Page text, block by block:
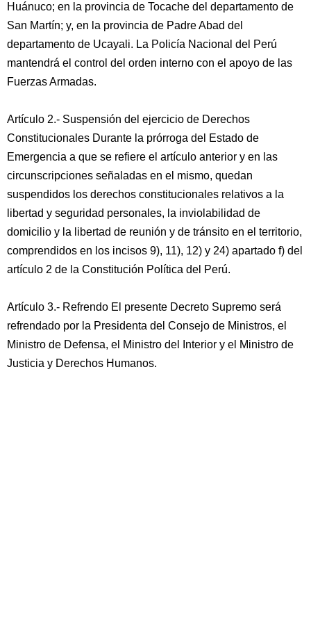
Huánuco; en la provincia de Tocache del departamento de
San Martín; y, en la provincia de Padre Abad del
departamento de Ucayali. La Policía Nacional del Perú
mantendrá el control del orden interno con el apoyo de las
Fuerzas Armadas.
Artículo 2.- Suspensión del ejercicio de Derechos
Constitucionales Durante la prórroga del Estado de
Emergencia a que se refiere el artículo anterior y en las
circunscripciones señaladas en el mismo, quedan
suspendidos los derechos constitucionales relativos a la
libertad y seguridad personales, la inviolabilidad de
domicilio y la libertad de reunión y de tránsito en el territorio,
comprendidos en los incisos 9), 11), 12) y 24) apartado f) del
artículo 2 de la Constitución Política del Perú.
Artículo 3.- Refrendo El presente Decreto Supremo será
refrendado por la Presidenta del Consejo de Ministros, el
Ministro de Defensa, el Ministro del Interior y el Ministro de
Justicia y Derechos Humanos.